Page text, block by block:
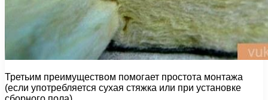
Третьим преимуществом помогает простота монтажа
(если употребляется сухая стяжка или при установке